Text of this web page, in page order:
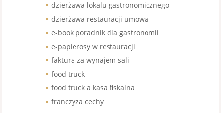
dzierżawa lokalu gastronomicznego
dzierżawa restauracji umowa
e-book poradnik dla gastronomii
e-papierosy w restauracji
faktura za wynajem sali
food truck
food truck a kasa fiskalna
franczyza cechy